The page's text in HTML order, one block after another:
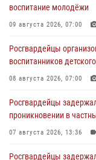
воспитание молодёжи
09 августа 2026, 07:00
Росгвардейцы
воспитанников
08 августа 2026, 07:00
Росгвардейцы
проникновении в
07 августа 2026, 13:36
Росгвардейцы